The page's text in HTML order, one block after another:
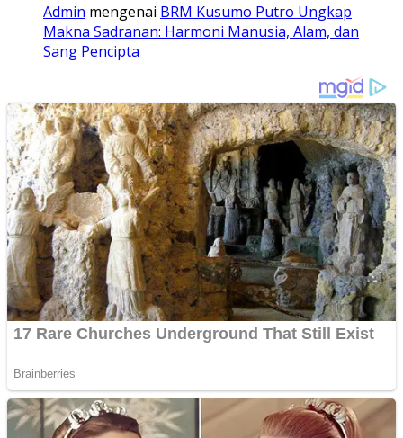
Admin mengenai BRM Kusumo Putro Ungkap
Makna Sadranan: Harmoni Manusia, Alam, dan
Sang Pencipta